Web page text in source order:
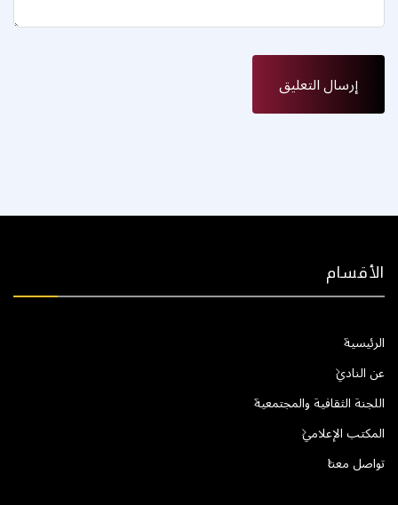
الأقسام
الرئيسية
عن النادي
اللجنة الثقافية والمجتمعية
المكتب الإعلامي
تواصل معنا